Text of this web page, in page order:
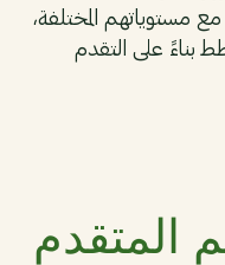
مستوياتهم المختلفة،
بناءً على التقدم
المتقدم